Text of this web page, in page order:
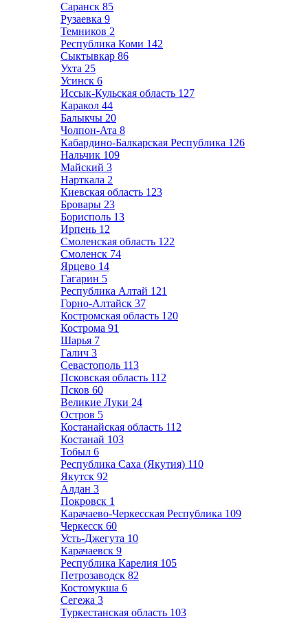
Саранск 85
Рузаевка 9
Темников 2
Республика Коми 142
Сыктывкар 86
Ухта 25
Усинск 6
Иссык-Кульская область 127
Каракол 44
Балыкчы 20
Чолпон-Ата 8
Кабардино-Балкарская Республика 126
Нальчик 109
Майский 3
Нарткала 2
Киевская область 123
Бровары 23
Борисполь 13
Ирпень 12
Смоленская область 122
Смоленск 74
Ярцево 14
Гагарин 5
Республика Алтай 121
Горно-Алтайск 37
Костромская область 120
Кострома 91
Шарья 7
Галич 3
Севастополь 113
Псковская область 112
Псков 60
Великие Луки 24
Остров 5
Костанайская область 112
Костанай 103
Тобыл 6
Республика Саха (Якутия) 110
Якутск 92
Алдан 3
Покровск 1
Карачаево-Черкесская Республика 109
Черкесск 60
Усть-Джегута 10
Карачаевск 9
Республика Карелия 105
Петрозаводск 82
Костомукша 6
Сегежа 3
Туркестанская область 103